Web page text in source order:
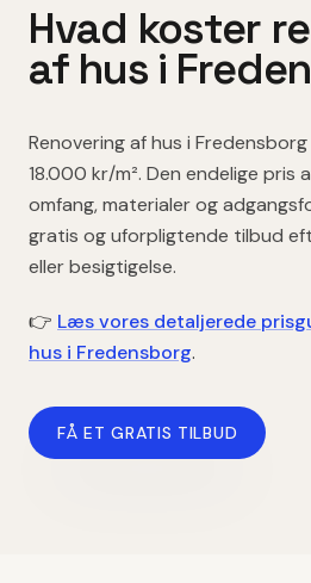
Hvad koster
af hus i
Renovering af hus i Fredensborg
18.000 kr/m². Den endelige pris
omfang, materialer og
gratis og uforpligtende tilbud
eller besigtigelse.
👉 Læs vores detaljerede
hus i Fredensborg.
FÅ ET GRATIS TILBUD